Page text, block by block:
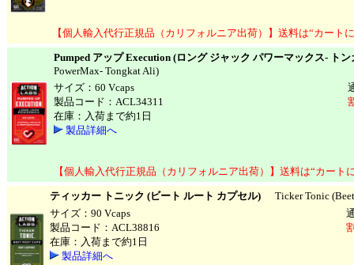
【個人輸入代行正規品（カリフォルニア出荷）】送料は“カート
Pumped アップ Execution (ロング ジャック パワーマックス- ト
PowerMax- Tongkat Ali)
サイズ：60 Vcaps
製品コード：ACL34311
在庫：入荷まで約1日
製品詳細へ
【個人輸入代行正規品（カリフォルニア出荷）】送料は“カート
ティッカー トニック (ビート ルート カプセル) Ticker Tonic (Beet
サイズ：90 Vcaps
製品コード：ACL38816
在庫：入荷まで約1日
製品詳細へ